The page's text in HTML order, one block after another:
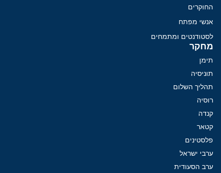
החוקרים
אנשי מפתח
לסטודנטים ומתמחים
מחקר
תימן
תוניסיה
תהליך השלום
רוסיה
קנדה
קטאר
פלסטינים
ערבי ישראל
ערב הסעודית